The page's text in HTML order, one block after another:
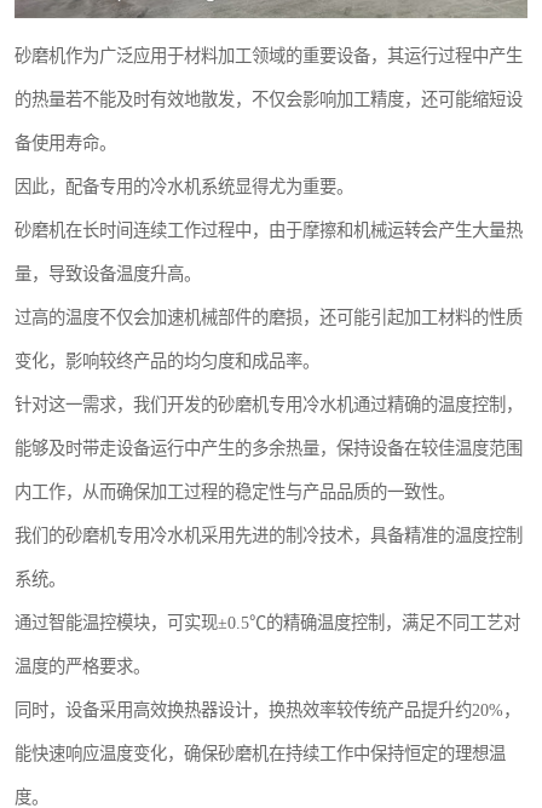
砂磨机作为广泛应用于材料加工领域的重要设备，其运行过程中产生
的热量若不能及时有效地散发，不仅会影响加工精度，还可能缩短设
备使用寿命。
因此，配备专用的冷水机系统显得尤为重要。
砂磨机在长时间连续工作过程中，由于摩擦和机械运转会产生大量热
量，导致设备温度升高。
过高的温度不仅会加速机械部件的磨损，还可能引起加工材料的性质
变化，影响较终产品的均匀度和成品率。
针对这一需求，我们开发的砂磨机专用冷水机通过精确的温度控制，
能够及时带走设备运行中产生的多余热量，保持设备在较佳温度范围
内工作，从而确保加工过程的稳定性与产品品质的一致性。
我们的砂磨机专用冷水机采用先进的制冷技术，具备精准的温度控制
系统。
通过智能温控模块，可实现±0.5℃的精确温度控制，满足不同工艺对
温度的严格要求。
同时，设备采用高效换热器设计，换热效率较传统产品提升约20%，
能快速响应温度变化，确保砂磨机在持续工作中保持恒定的理想温
度。